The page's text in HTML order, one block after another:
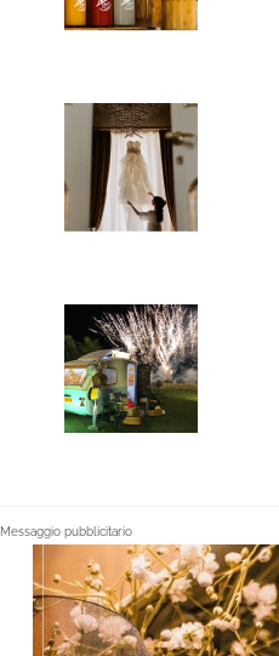
Messaggio pubblicitario